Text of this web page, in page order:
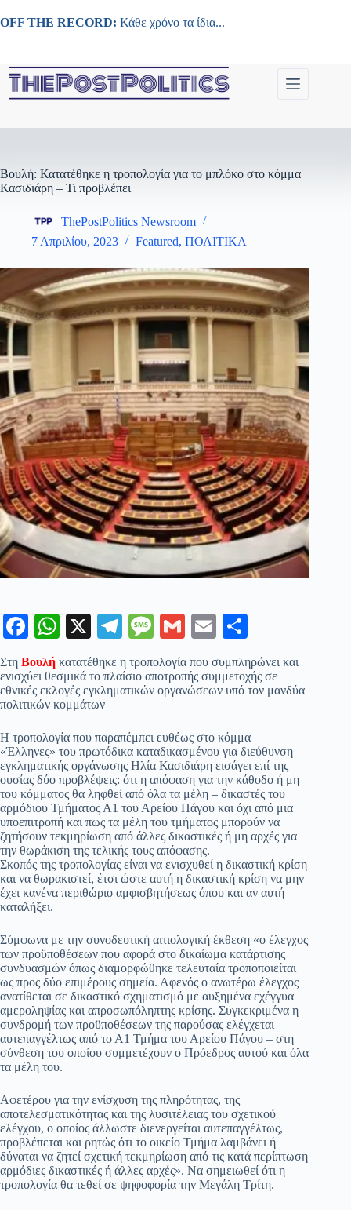
στο
OFF THE RECORD: Κάθε χρόνο τα ίδια...
Βουλή: Κατατέθηκε η τροπολογία για το μπλόκο στο κόμμα
Κασιδιάρη – Τι προβλέπει
ThePostPolitics Newsroom
7 Απριλίου, 2023
Featured, ΠΟΛΙΤΙΚΑ
Fa
ce
bo
ok
W
ts
A
pp
X
Te
gr
a
m
M
es
sa
ge
G
ail
E
m
ail
οι
ρ
α
εί
τε
Στη Βουλή κατατέθηκε η τροπολογία που συμπληρώνει και
ενισχύει θεσμικά το πλαίσιο αποτροπής συμμετοχής σε
εθνικές εκλογές εγκληματικών οργανώσεων υπό τον μανδύα
πολιτικών κομμάτων
Η τροπολογία που παραπέμπει ευθέως στο κόμμα
«Έλληνες» του πρωτόδικα καταδικασμένου για διεύθυνση
εγκληματικής οργάνωσης Ηλία Κασιδιάρη εισάγει επί της
ουσίας δύο προβλέψεις: ότι η απόφαση για την κάθοδο ή μη
του κόμματος θα ληφθεί από όλα τα μέλη – δικαστές του
αρμόδιου Τμήματος Α1 του Αρείου Πάγου και όχι από μια
υποεπιτροπή και πως τα μέλη του τμήματος μπορούν να
ζητήσουν τεκμηρίωση από άλλες δικαστικές ή μη αρχές για
την θωράκιση της τελικής τους απόφασης.
Σκοπός της τροπολογίας είναι να ενισχυθεί η δικαστική κρίση
και να θωρακιστεί, έτσι ώστε αυτή η δικαστική κρίση να μην
έχει κανένα περιθώριο αμφισβητήσεως όπου και αν αυτή
καταλήξει.
Σύμφωνα με την συνοδευτική αιτιολογική έκθεση «o έλεγχος
των προϋποθέσεων που αφορά στο δικαίωμα κατάρτισης
συνδυασμών όπως διαμορφώθηκε τελευταία τροποποιείται
ως προς δύο επιμέρους σημεία. Αφενός ο ανωτέρω έλεγχος
ανατίθεται σε δικαστικό σχηματισμό με αυξημένα εχέγγυα
αμεροληψίας και απροσωπόληπτης κρίσης. Συγκεκριμένα η
συνδρομή των προϋποθέσεων της παρούσας ελέγχεται
αυτεπαγγέλτως από το Α1 Τμήμα του Αρείου Πάγου – στη
σύνθεση του οποίου συμμετέχουν ο Πρόεδρος αυτού και όλα
τα μέλη του.
Αφετέρου για την ενίσχυση της πληρότητας, της
αποτελεσματικότητας και της λυσιτέλειας του σχετικού
ελέγχου, ο οποίος άλλωστε διενεργείται αυτεπαγγέλτως,
προβλέπεται και ρητώς ότι το οικείο Τμήμα λαμβάνει ή
δύναται να ζητεί σχετική τεκμηρίωση από τις κατά περίπτωση
αρμόδιες δικαστικές ή άλλες αρχές». Να σημειωθεί ότι η
τροπολογία θα τεθεί σε ψηφοφορία την Μεγάλη Τρίτη.